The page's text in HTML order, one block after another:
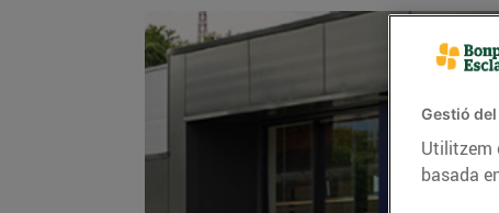
Gestió
Utilitzem
basada